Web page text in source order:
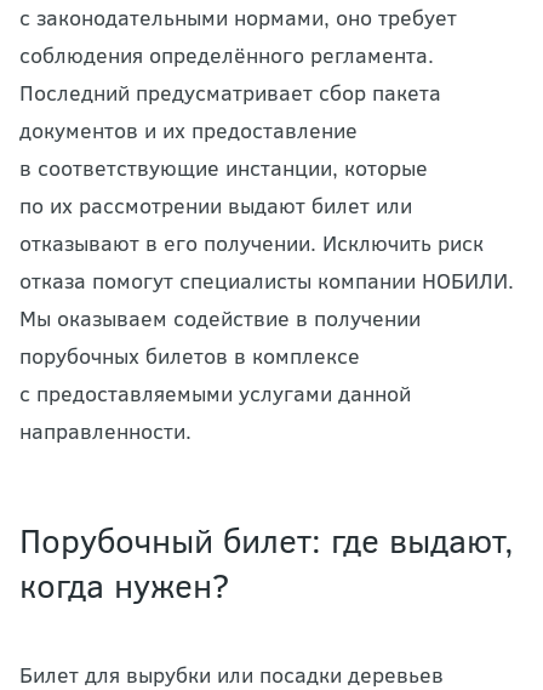
с законодательными нормами, оно требует
соблюдения определённого регламента.
Последний предусматривает сбор пакета
документов и их предоставление
в соответствующие инстанции, которые
по их рассмотрении выдают билет или
отказывают в его получении. Исключить риск
отказа помогут специалисты компании НОБИЛИ.
Мы оказываем содействие в получении
порубочных билетов в комплексе
с предоставляемыми услугами данной
направленности.
Порубочный билет: где выдают,
когда нужен?
Билет для вырубки или посадки деревьев